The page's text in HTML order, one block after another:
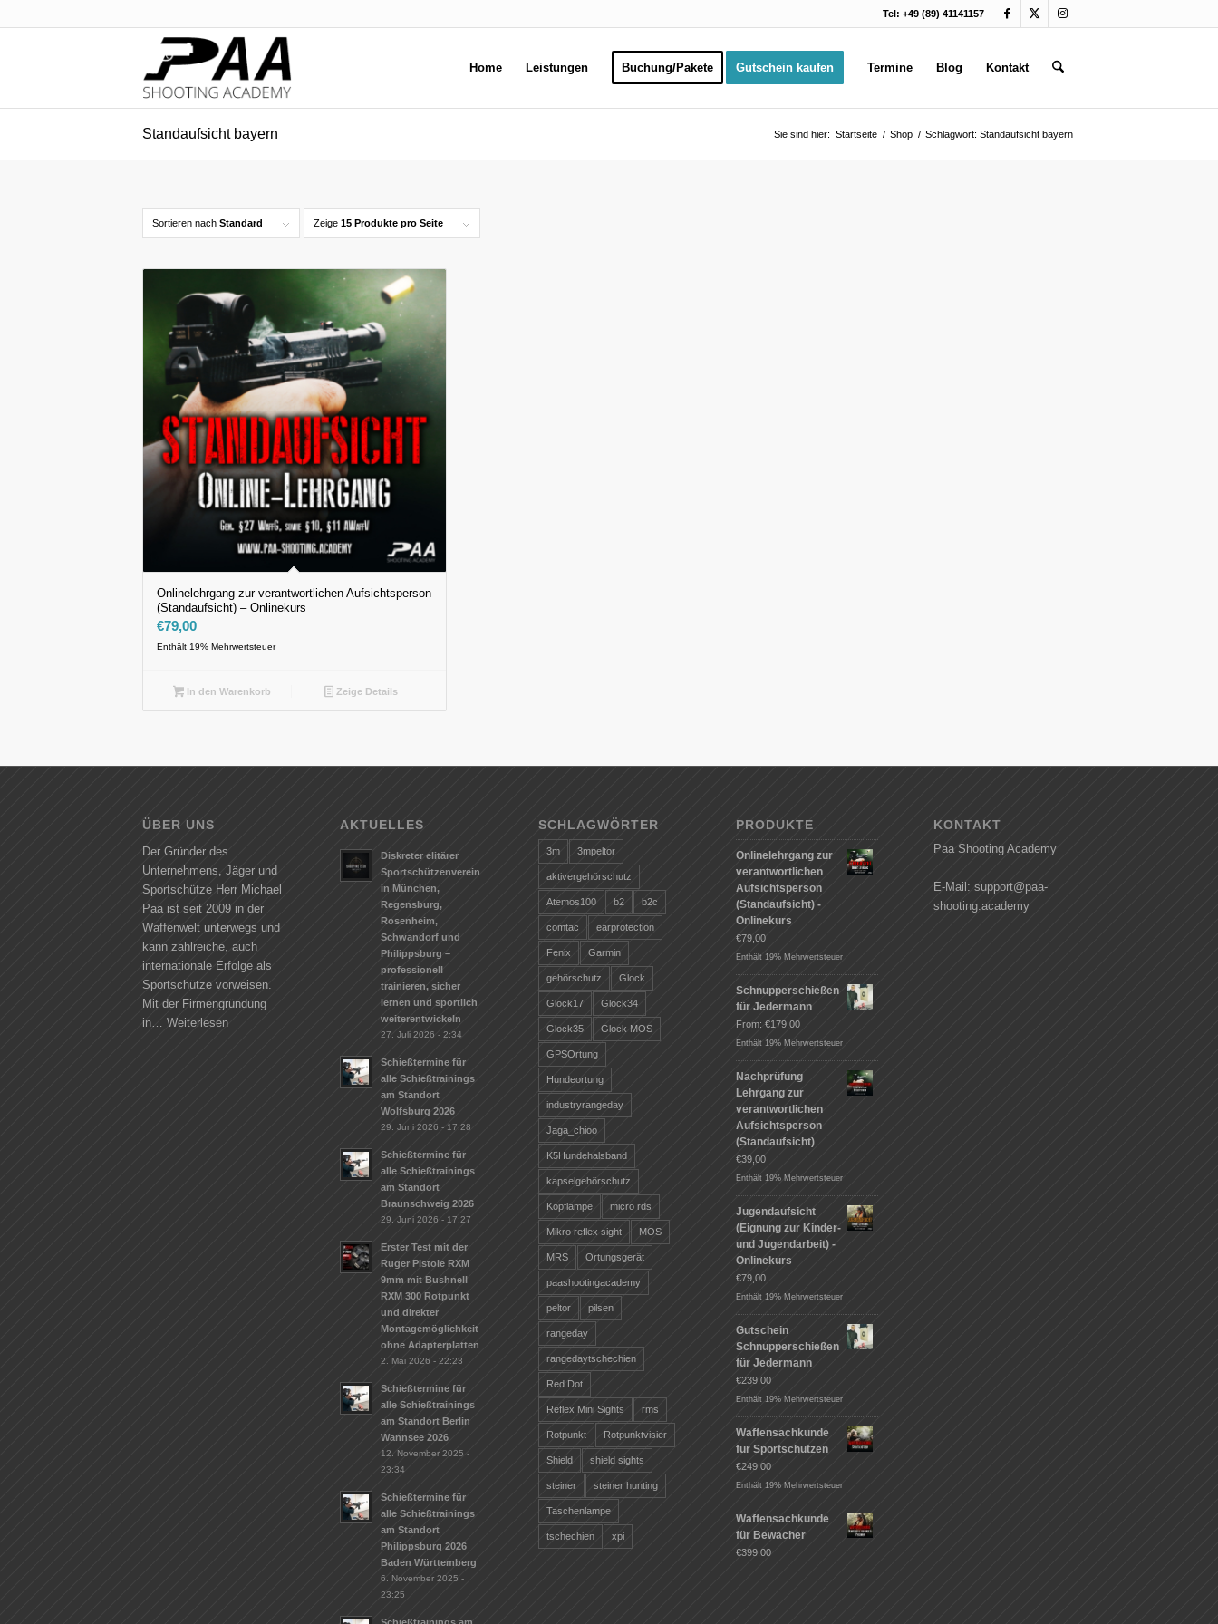
Tel: +49 (89) 41141157
Home Leistungen Buchung/Pakete Gutschein kaufen Termine Blog Kontakt
Standaufsicht bayern Sie sind hier: Startseite / Shop / Schlagwort: Standaufsicht bayern
Sortieren nach Standard Zeige 15 Produkte pro Seite
Onlinelehrgang zur verantwortlichen Aufsichtsperson
(Standaufsicht) – Onlinekurs
€79,00
Enthält 19% Mehrwertsteuer
In den Warenkorb Zeige Details
ÜBER UNS
Der Gründer des
Unternehmens, Jäger und
Sportschütze Herr Michael
Paa ist seit 2009 in der
Waffenwelt unterwegs und
kann zahlreiche, auch
internationale Erfolge als
Sportschütze vorweisen.
Mit der Firmengründung
in… Weiterlesen
AKTUELLES
Diskreter elitärer
Sportschützenverein
in München,
Regensburg,
Rosenheim,
Schwandorf und
Philippsburg –
professionell
trainieren, sicher
lernen und sportlich
weiterentwickeln
27. Juli 2026 - 2:34
Schießtermine für
alle Schießtrainings
am Standort
Wolfsburg 2026
29. Juni 2026 - 17:28
Schießtermine für
alle Schießtrainings
am Standort
Braunschweig 2026
29. Juni 2026 - 17:27
Erster Test mit der
Ruger Pistole RXM
9mm mit Bushnell
RXM 300 Rotpunkt
und direkter
Montagemöglichkeit
ohne Adapterplatten
2. Mai 2026 - 22:23
Schießtermine für
alle Schießtrainings
am Standort Berlin
Wannsee 2026
12. November 2025 -
23:34
Schießtermine für
alle Schießtrainings
am Standort
Philippsburg 2026
Baden Württemberg
6. November 2025 -
23:25
SCHLAGWÖRTER
3m 3mpeltor
aktivergehörschutz
Atemos100 b2 b2c
comtac earprotection
Fenix Garmin
gehörschutz Glock
Glock17 Glock34
Glock35 Glock MOS
GPSOrtung
Hundeortung
industryrangeday
Jaga_chioo
K5Hundehalsband
kapselgehörschutz
Kopflampe micro rds
Mikro reflex sight MOS
MRS Ortungsgerät
paashootingacademy
peltor pilsen
rangeday
rangedaytschechien
Red Dot
Reflex Mini Sights rms
Rotpunkt Rotpunktvisier
Shield shield sights
steiner steiner hunting
Taschenlampe
tschechien xpi
PRODUKTE
Onlinelehrgang zur
verantwortlichen
Aufsichtsperson
(Standaufsicht) -
Onlinekurs
€79,00
Enthält 19% Mehrwertsteuer
Schnupperschießen
für Jedermann
From:€179,00
Enthält 19% Mehrwertsteuer
Nachprüfung
Lehrgang zur
verantwortlichen
Aufsichtsperson
(Standaufsicht)
€39,00
Enthält 19% Mehrwertsteuer
Jugendaufsicht
(Eignung zur Kinder-
und Jugendarbeit) -
Onlinekurs
€79,00
Enthält 19% Mehrwertsteuer
Gutschein
Schnupperschießen
für Jedermann
€239,00
Enthält 19% Mehrwertsteuer
Waffensachkunde
für Sportschützen
€249,00
Enthält 19% Mehrwertsteuer
Waffensachkunde
für Bewacher
€399,00
KONTAKT
Paa Shooting Academy
E-Mail: support@paa-
shooting.academy